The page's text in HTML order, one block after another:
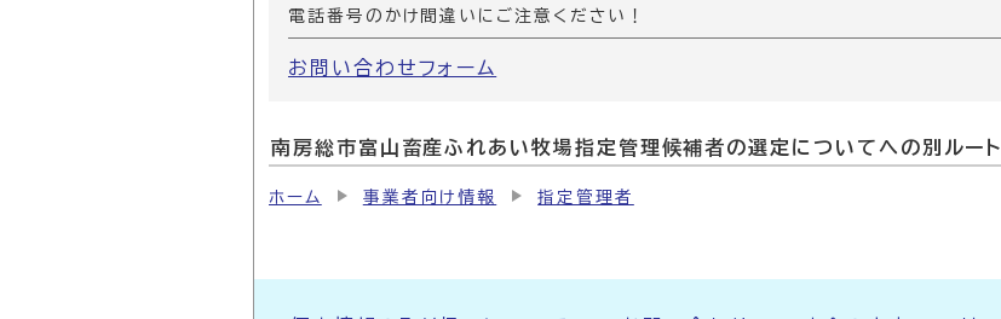
電話番号のかけ間違いにご注意ください！
お問い合わせフォーム
南房総市富山畜産ふれあい牧場指定管理候補者の選定についてへの別ルート
ホーム 事業者向け情報 指定管理者